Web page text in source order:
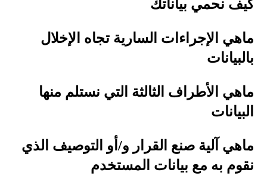
كيف نحمي بياناتك
ماهي الإجراءات السارية تجاه الإخلال
بالبيانات
ماهي الأطراف الثالثة التي نستلم منها
البيانات
ماهي آلية صنع القرار و/أو التوصيف الذي
نقوم به مع بيانات المستخدم